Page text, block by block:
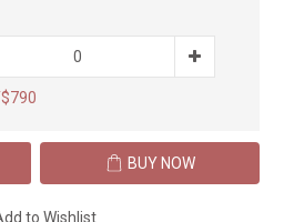
BUY NOW
to Wishlist